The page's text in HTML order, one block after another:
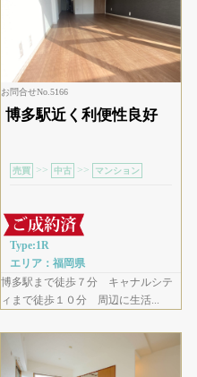
お問合せNo.5166
博多駅近く利便性良好
売買 >> 中古 >> マンション
Type:1R
エリア：福岡県
博多駅まで徒歩７分 キャナルシテ
ィまで徒歩１０分 周辺に生活...